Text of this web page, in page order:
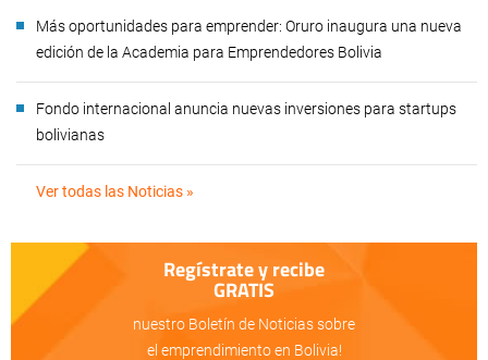
Más oportunidades para emprender: Oruro inaugura una nueva
edición de la Academia para Emprendedores Bolivia
Fondo internacional anuncia nuevas inversiones para startups
bolivianas
Ver todas las Noticias »
Regístrate y recibe
GRATIS
nuestro Boletín de Noticias sobre
el emprendimiento en Bolivia!